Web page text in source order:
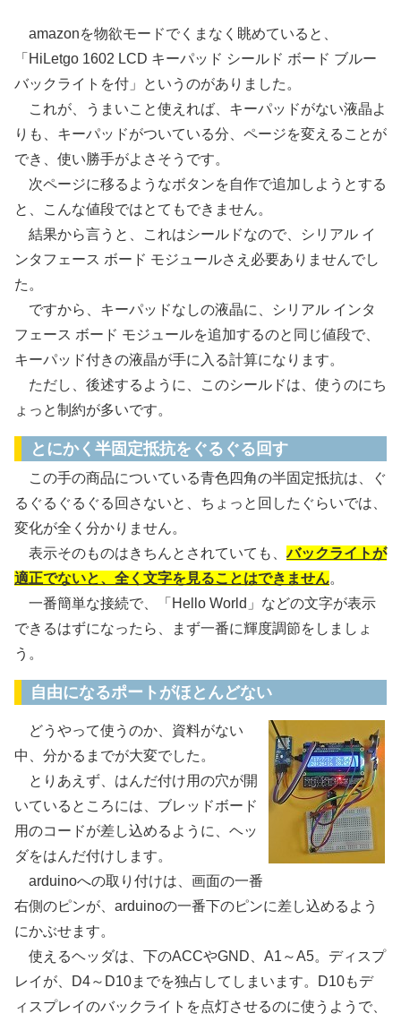
amazonを物欲モードでくまなく眺めていると、
「HiLetgo 1602 LCD キーパッド シールド ボード ブルー
バックライトを付」というのがありました。
これが、うまいこと使えれば、キーパッドがない液晶よ
りも、キーパッドがついている分、ページを変えることが
でき、使い勝手がよさそうです。
次ページに移るようなボタンを自作で追加しようとする
と、こんな値段ではとてもできません。
結果から言うと、これはシールドなので、シリアル イ
ンタフェース ボード モジュールさえ必要ありませんでし
た。
ですから、キーパッドなしの液晶に、シリアル インタ
フェース ボード モジュールを追加するのと同じ値段で、
キーパッド付きの液晶が手に入る計算になります。
ただし、後述するように、このシールドは、使うのにち
ょっと制約が多いです。
とにかく半固定抵抗をぐるぐる回す
この手の商品についている青色四角の半固定抵抗は、ぐ
るぐるぐるぐる回さないと、ちょっと回したぐらいでは、
変化が全く分かりません。
表示そのものはきちんとされていても、バックライトが
適正でないと、全く文字を見ることはできません。
一番簡単な接続で、「Hello World」などの文字が表示
できるはずになったら、まず一番に輝度調節をしましょ
う。
自由になるポートがほとんどない
どうやって使うのか、資料がない
中、分かるまでが大変でした。
とりあえず、はんだ付け用の穴が開
いているところには、ブレッドボード
用のコードが差し込めるように、ヘッ
ダをはんだ付けします。
arduinoへの取り付けは、画面の一番
右側のピンが、arduinoの一番下のピンに差し込めるよう
にかぶせます。
使えるヘッダは、下のACCやGND、A1～A5。ディスプ
レイが、D4～D10までを独占してしまいます。D10もデ
ィスプレイのバックライトを点灯させるのに使うようで、